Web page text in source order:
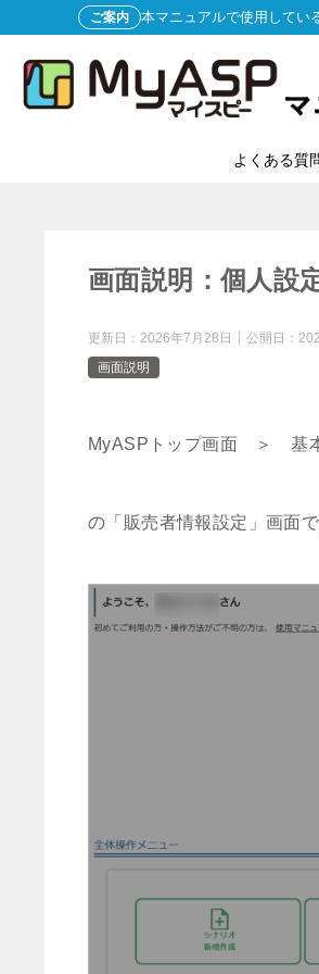
ご案内 本マニュアルで使用してい
よくある質
画面説明：個人設
更新日： 2026年7月28日 公開日：
画面説明
MyASPトップ画面 ＞ 基
の「販売者情報設定」画面